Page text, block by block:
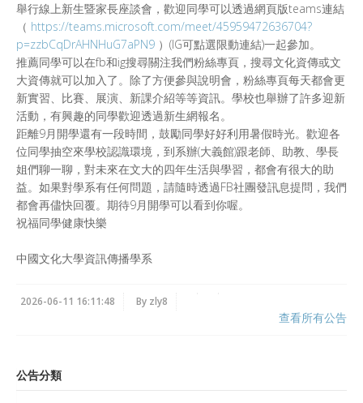
舉行線上新生暨家長座談會，歡迎同學可以透過網頁版teams連結
（ https://teams.microsoft.com/meet/45959472636704?
p=zzbCqDrAHNHuG7aPN9 ）(IG可點選限動連結)一起參加。
推薦同學可以在fb和ig搜尋關注我們粉絲專頁，搜尋文化資傳或文
大資傳就可以加入了。除了方便參與說明會，粉絲專頁每天都會更
新實習、比賽、展演、新課介紹等等資訊。學校也舉辦了許多迎新
活動，有興趣的同學歡迎透過新生網報名。
距離9月開學還有一段時間，鼓勵同學好好利用暑假時光。歡迎各
位同學抽空來學校認識環境，到系辦(大義館)跟老師、助教、學長
姐們聊一聊，對未來在文大的四年生活與學習，都會有很大的助
益。如果對學系有任何問題，請隨時透過FB社團發訊息提問，我們
都會再儘快回覆。期待9月開學可以看到你喔。
祝福同學健康快樂
中國文化大學資訊傳播學系
2026-06-11 16:11:48 By zly8
查看所有公告
公告分類